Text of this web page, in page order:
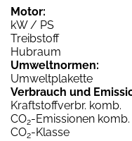
Motor:
kW / PS
Treibstoff
Hubraum
Umweltnormen:
Umweltplakette
Verbrauch und
Kraftstoffverbr. komb.
CO2-Emissionen komb.
CO2-Klasse